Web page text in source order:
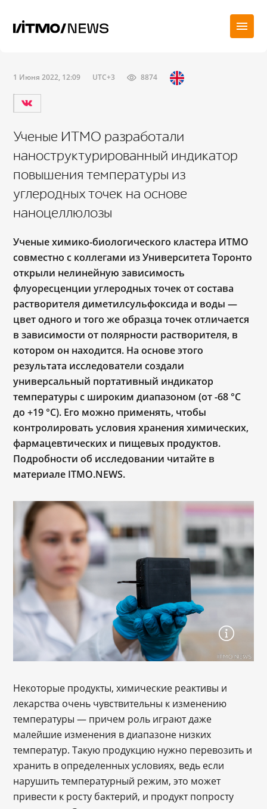
1 Июня 2022, 12:09 UTC+3 8874
Ученые ИТМО разработали
наноструктурированный индикатор
повышения температуры из
углеродных точек на основе
наноцеллюлозы
Ученые химико-биологического кластера ИТМО
совместно с коллегами из Университета Торонто
открыли нелинейную зависимость
флуоресценции углеродных точек от состава
растворителя диметилсульфоксида и воды —
цвет одного и того же образца точек отличается
в зависимости от полярности растворителя, в
котором он находится. На основе этого
результата исследователи создали
универсальный портативный индикатор
температуры с широким диапазоном (от -68 °C
до +19 °C). Его можно применять, чтобы
контролировать условия хранения химических,
фармацевтических и пищевых продуктов.
Подробности об исследовании читайте в
материале ITMO.NEWS.
Некоторые продукты, химические реактивы и
лекарства очень чувствительны к изменению
температуры ― причем роль играют даже
малейшие изменения в диапазоне низких
температур. Такую продукцию нужно перевозить и
хранить в определенных условиях, ведь если
нарушить температурный режим, это может
привести к росту бактерий, и продукт попросту